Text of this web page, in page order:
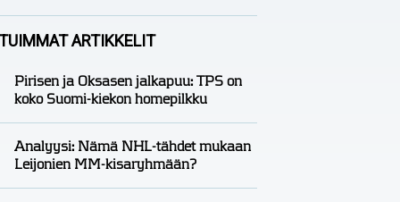
ARTIKKELIT
Pirisen ja Oksasen jalkapuu: TPS on
koko Suomi-kiekon homepilkku
Analyysi: Nämä NHL-tähdet mukaan
Leijonien MM-kisaryhmään?